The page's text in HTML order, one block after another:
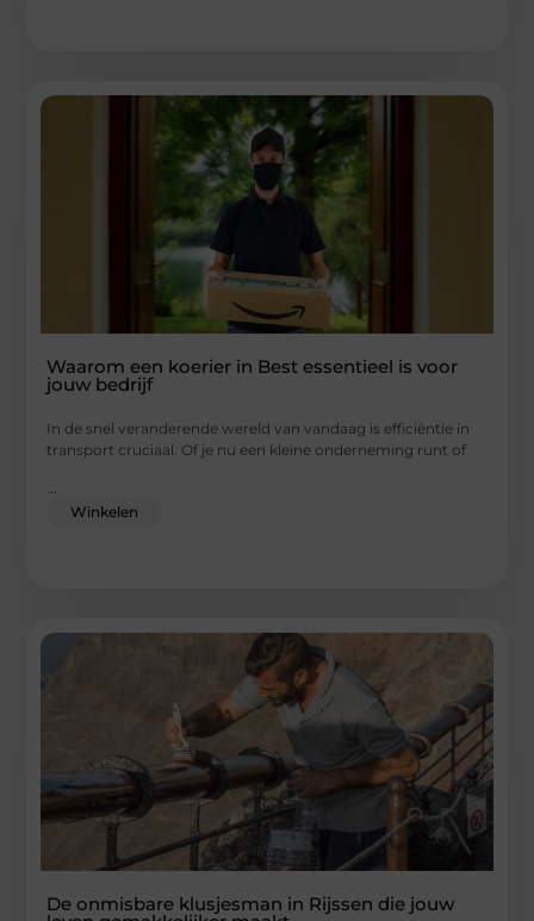
Waarom een koerier in Best essentieel is voor
jouw bedrijf
In de snel veranderende wereld van vandaag is efficiëntie in
transport cruciaal. Of je nu een kleine onderneming runt of
...
Winkelen
De onmisbare klusjesman in Rijssen die jouw